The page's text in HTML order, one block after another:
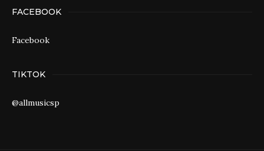
FACEBOOK
Facebook
TIKTOK
@allmusicsp